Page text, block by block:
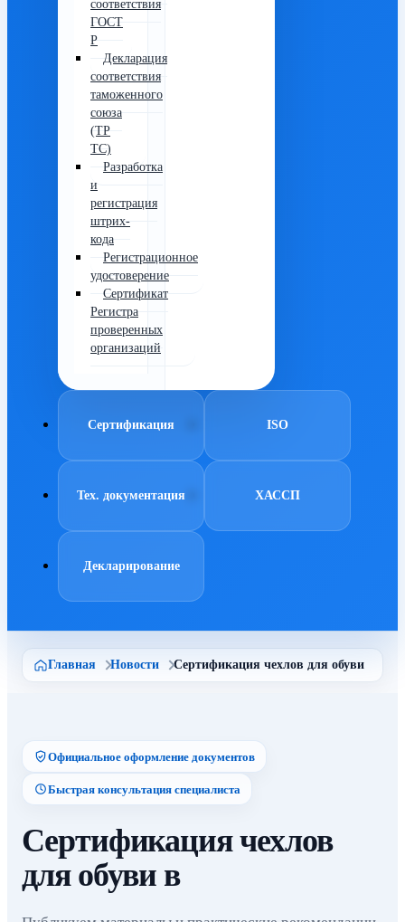
соответствия
ГОСТ
Р
Декларация
соответствия
таможенного
союза
(ТР
ТС)
Разработка
и
регистрация
штрих-
кода
Регистрационное
удостоверение
Сертификат
Регистра
проверенных
организаций
Сертификация ISO
Тех. документация ХАССП
Декларирование
Главная Новости Сертификация чехлов для обуви
Официальное оформление документов
Быстрая консультация специалиста
Сертификация чехлов
для обуви в